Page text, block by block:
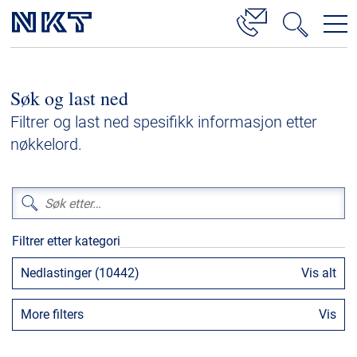
Høyspenningskabelløsninger
Kabelservice
Lavspenning
Høyspenningskabeltilbehør
Mellomspenningskabeltilbehør
Referanser
Nedlastinger
Søk og last ned
Filtrer og last ned spesifikk informasjon etter
nøkkelord.
Filtrer etter kategori
Nedlastinger (10442) Vis alt
More filters Vis